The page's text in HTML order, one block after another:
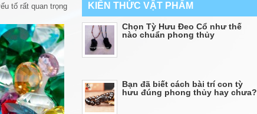
tố rất quan trọng
KIẾN THỨC VẬT PHẨM
Chọn Tỳ Hưu Đeo Cổ như thế
nào chuẩn phong thủy
Bạn đã biết cách bài trí con tỳ
hưu đúng phong thủy hay chưa?